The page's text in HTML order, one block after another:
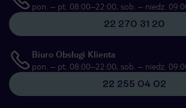
pon. – pt. 08:00–22:00, sob. – niedz.
22 270 31 20
Biuro Obsługi Klienta
pon. – pt. 08:00–22:00, sob. – niedz.
22 255 04 02